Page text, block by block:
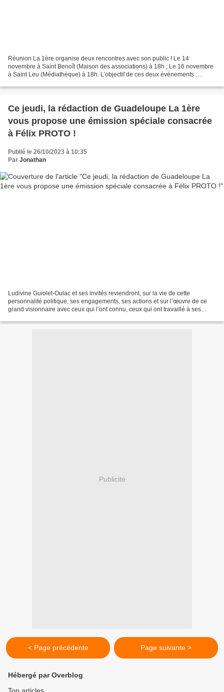
Réunion La 1ère organise deux rencontres avec son public ! Le 14
novembre à Saint Benoît (Maison des associations) à 18h ; Le 16 novembre
à Saint Leu (Médiathèque) à 18h. L’objectif de ces deux événements :
Ce jeudi, la rédaction de Guadeloupe La 1ère
vous propose une émission spéciale consacrée
à Félix PROTO !
Publié le 26/10/2023 à 10:35
Par Jonathan
Ludivine Guiolet-Oulac et ses invités reviendront, sur la vie de cette
personnalité politique, ses engagements, ses actions et sur l’œuvre de ce
grand visionnaire avec ceux qui l’ont connu, ceux qui ont travaillé à ses
Publicité
< Page précédente Page suivante >
Hébergé par Overblog